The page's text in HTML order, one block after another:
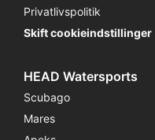
Privatlivspolitik
Skift cookieindstillinger
HEAD Watersports
Scubago
Mares